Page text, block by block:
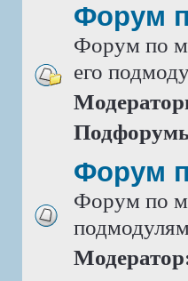
Форум
Форум по
его
Форум
Форум по